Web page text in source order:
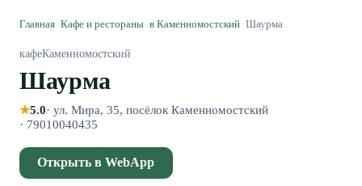
Главная Кафе и рестораны в Каменномостский Шаурма
кафеКаменномостский
Шаурма
★5.0· ул. Мира, 35, посёлок Каменномостский
· 79010040435
Открыть в WebApp